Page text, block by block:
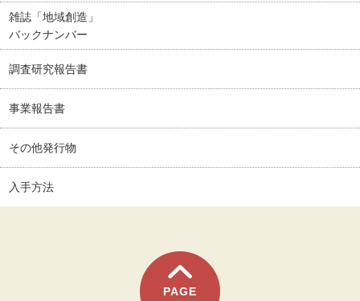
雑誌「地域創造」
バックナンバー
調査研究報告書
事業報告書
その他発行物
入手方法
PAGE